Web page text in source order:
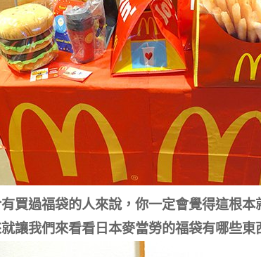
買過福袋的人來說，你一定會覺得這根本
讓我們來看看日本麥當勞的福袋有哪些東